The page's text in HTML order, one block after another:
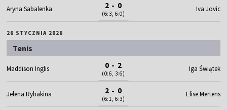
Aryna Sabalenka 2 - 0
(6:3, 6:0)
Iva Jovic
26 STYCZNIA 2026
Tenis
Maddison Inglis 0 - 2
(0:6, 3:6)
Iga Świątek
Jelena Rybakina 2 - 0
(6:1, 6:3)
Elise Mertens